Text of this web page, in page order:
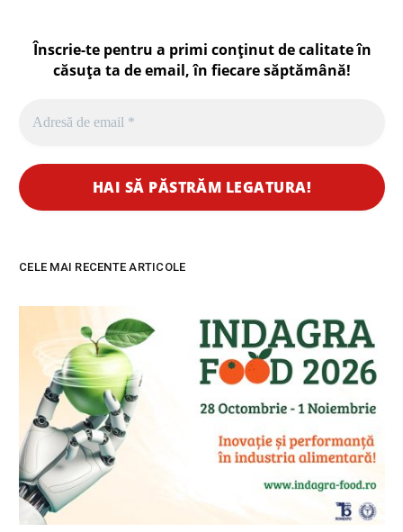
Înscrie-te pentru a primi conținut de calitate în
căsuța ta de email, în fiecaresăptămână!
CELE MAI RECENTE ARTICOLE